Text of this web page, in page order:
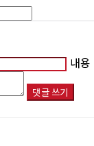
내용
댓글 쓰기